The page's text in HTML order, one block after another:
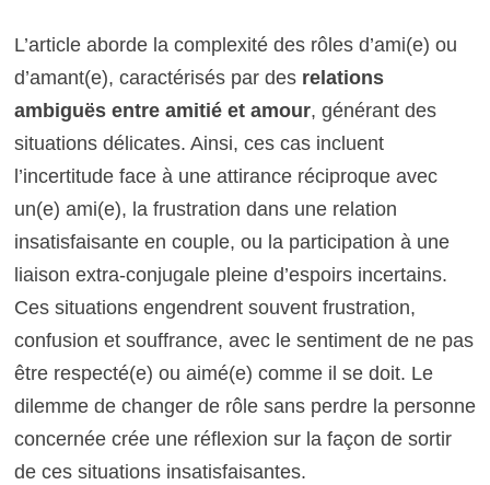
L’article aborde la complexité des rôles d’ami(e) ou
d’amant(e), caractérisés par des relations
ambiguës entre amitié et amour, générant des
situations délicates. Ainsi, ces cas incluent
l’incertitude face à une attirance réciproque avec
un(e) ami(e), la frustration dans une relation
insatisfaisante en couple, ou la participation à une
liaison extra-conjugale pleine d’espoirs incertains.
Ces situations engendrent souvent frustration,
confusion et souffrance, avec le sentiment de ne pas
être respecté(e) ou aimé(e) comme il se doit. Le
dilemme de changer de rôle sans perdre la personne
concernée crée une réflexion sur la façon de sortir
de ces situations insatisfaisantes.